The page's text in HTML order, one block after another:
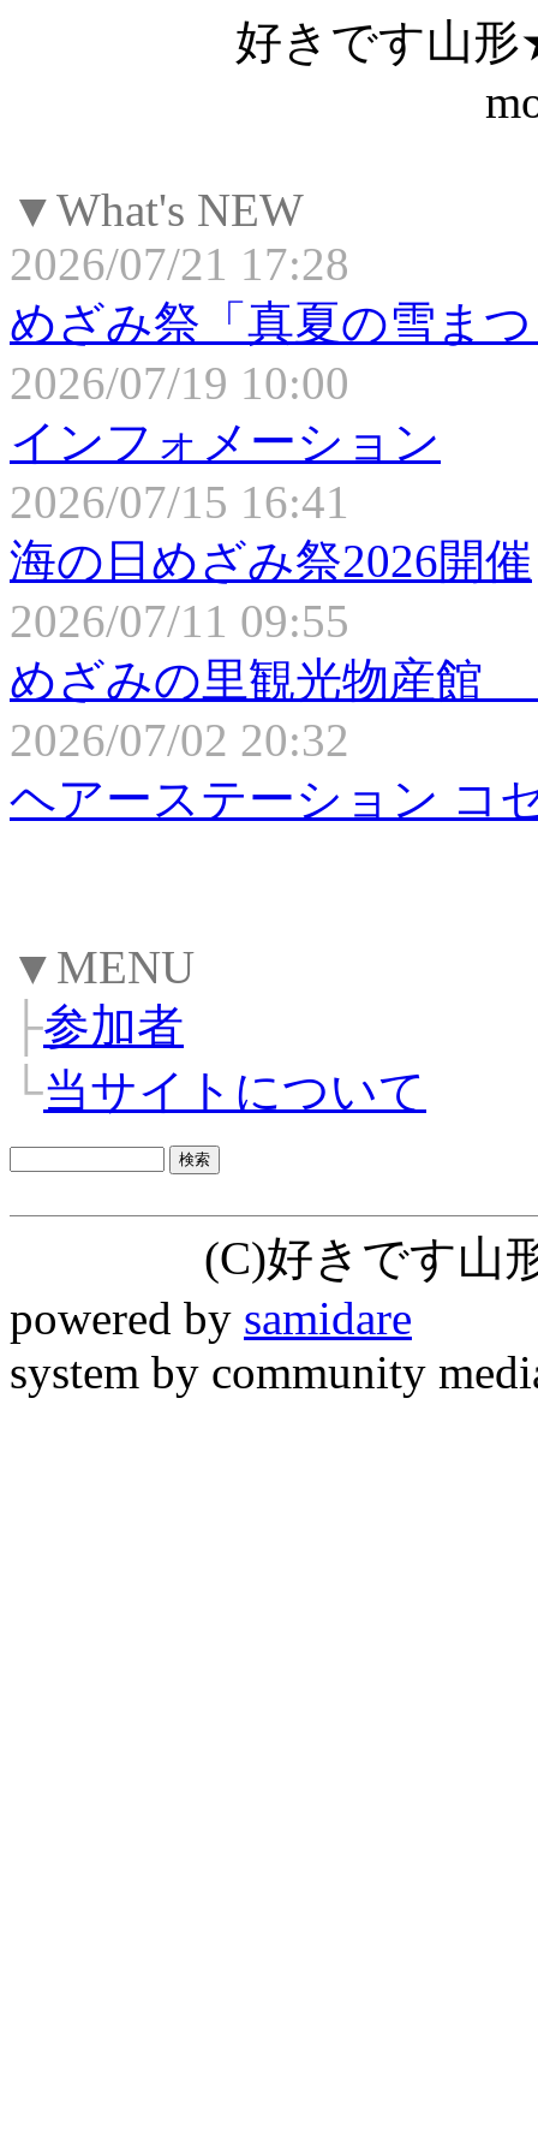
好きです山
▼What's NEW
2026/07/21 17:28
めざみ祭「真夏の雪ま
2026/07/19 10:00
インフォメーション
2026/07/15 16:41
海の日めざみ祭2026開催
2026/07/11 09:55
めざみの里観光物産館
2026/07/02 20:32
ヘアーステーション コ
▼MENU
├参加者
└当サイトについて
(C)好きです
powered by samidare
system by community